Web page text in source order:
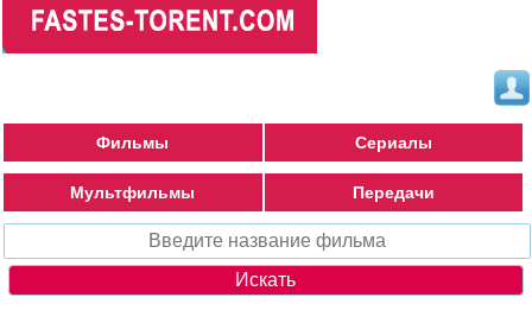
Фильмы Сериалы
Мультфильмы Передачи